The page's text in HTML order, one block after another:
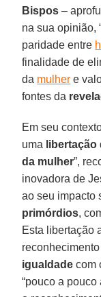
Bispos –
na sua opinião,
paridade entre
finalidade de
da mulher e
fontes da
Em seu
uma libertação
da mulher”,
inovadora de
ao seu impacto
primórdios,
Esta libertação
igualdade com
“pouco a pouco